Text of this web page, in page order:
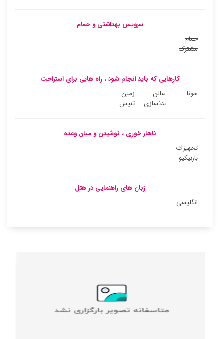
سرویس بهداشتی و حمام
حمام
مشترک
کارهایی که باید انجام شود ، راه هایی برای استراحت
سونا
سالن
بدنسازی
زمین
تنیس
ناهار خوری ، نوشیدن و میان وعده
تجهیزات
باربیکیو
زبان های راهنمایی در هتل
انگلیسی